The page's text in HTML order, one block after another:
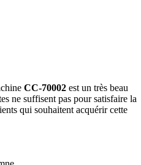
CC-70002 est un très beau
ne suffisent pas pour satisfaire la
qui souhaitent acquérir cette